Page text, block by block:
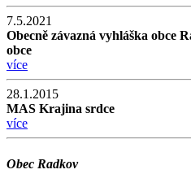
7.5.2021
Obecně závazná vyhláška obce
obce
více
28.1.2015
MAS Krajina srdce
více
Obec Radkov